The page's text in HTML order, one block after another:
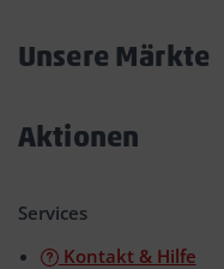
Unsere Märkte
Aktionen
Services
Kontakt & Hilfe